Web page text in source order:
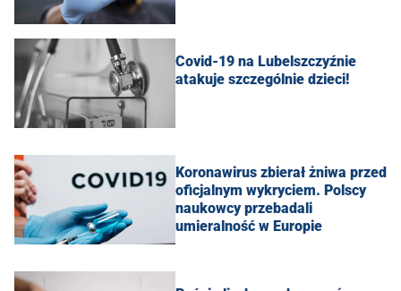
Covid-19 na Lubelszczyźnie
atakuje szczególnie dzieci!
Koronawirus zbierał żniwa przed
oficjalnym wykryciem. Polscy
naukowcy przebadali
umieralność w Europie